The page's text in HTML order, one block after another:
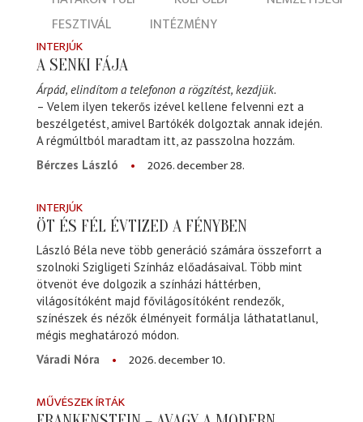
FESZTIVÁL
INTÉZMÉNY
INTERJÚK
A SENKI FÁJA
Árpád, elindítom a telefonon a rögzítést, kezdjük.
– Velem ilyen tekerős izével kellene felvenni ezt a
beszélgetést, amivel Bartókék dolgoztak annak idején.
A régmúltból maradtam itt, az passzolna hozzám.
Bérczes László
2026. december 28.
INTERJÚK
ÖT ÉS FÉL ÉVTIZED A FÉNYBEN
László Béla neve több generáció számára összeforrt a
szolnoki Szigligeti Színház előadásaival. Több mint
ötvenöt éve dolgozik a színházi háttérben,
világosítóként majd fővilágosítóként rendezők,
színészek és nézők élményeit formálja láthatatlanul,
mégis meghatározó módon.
Váradi Nóra
2026. december 10.
MŰVÉSZEK ÍRTÁK